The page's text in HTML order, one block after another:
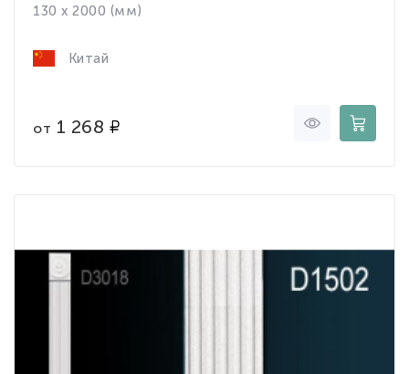
130 x 2000 (мм)
Китай
от 1 268